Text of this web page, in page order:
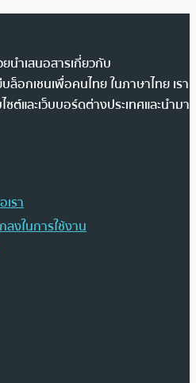
นำเสนอสารเกี่ยวกับ
ล็อกเชนเพื่อคนไทย ในภาษาไทย เรา
ต์และเว็บบอร์ดต่างประเทศและนำมา
รา
งในการใช้งาน